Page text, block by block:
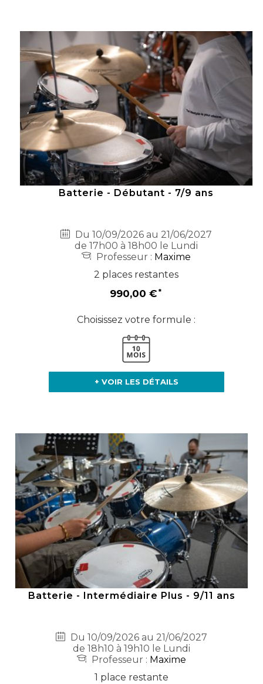
Batterie - Débutant - 7/9 ans
Du 10/09/2026 au 21/06/2027
de 17h00 à 18h00 le Lundi
Professeur : Maxime
2 places restantes
990,00 €
Choisissez votre formule :
+ VOIR LES DÉTAILS
Batterie - Intermédiaire Plus - 9/11 ans
Du 10/09/2026 au 21/06/2027
de 18h10 à 19h10 le Lundi
Professeur : Maxime
1 place restante